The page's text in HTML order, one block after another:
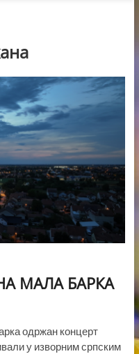
МАЛА БАРКА
одржан концерт
у изворним српским